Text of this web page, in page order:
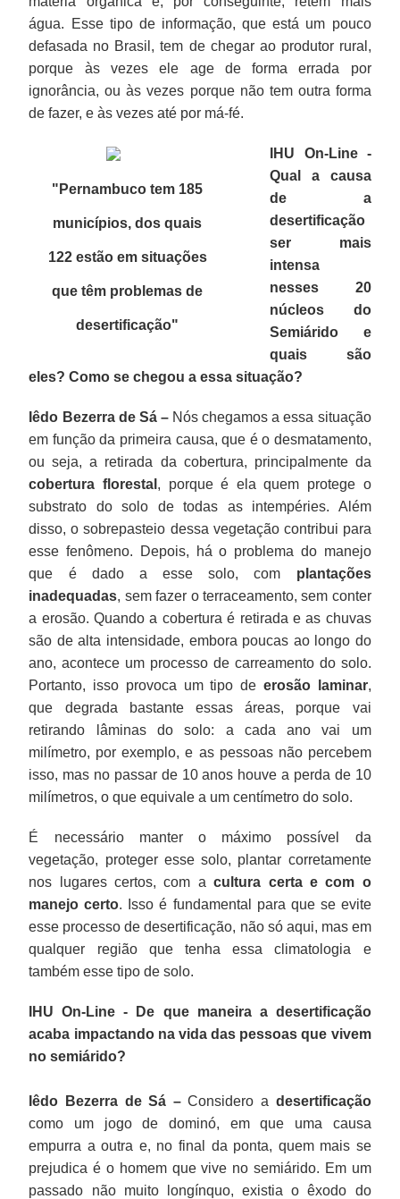
água. Esse tipo de informação, que está um pouco
defasada no Brasil, tem de chegar ao produtor rural,
porque às vezes ele age de forma errada por
ignorância, ou às vezes porque não tem outra forma
de fazer, e às vezes até por má-fé.
"Pernambuco tem 185
municípios, dos quais
122 estão em situações
que têm problemas de
desertificação"
IHU On-Line -
Qual a causa
de a
desertificação
ser mais
intensa
nesses 20
núcleos do
Semiárido e
quais são
eles? Como se chegou a essa situação?
Iêdo Bezerra de Sá –Nós chegamos a essa situação
em função da primeira causa, que é o desmatamento,
ou seja, a retirada da cobertura, principalmente da
cobertura florestal , porque é ela quem protege o
substrato do solo de todas as intempéries. Além
disso, o sobrepasteio dessa vegetação contribui para
esse fenômeno. Depois, há o problema do manejo
que é dado a esse solo, com plantações
inadequadas, sem fazer o terraceamento, sem conter
a erosão. Quando a cobertura é retirada e as chuvas
são de alta intensidade, embora poucas ao longo do
ano, acontece um processo de carreamento do solo.
Portanto, isso provoca um tipo de erosão laminar,
que degrada bastante essas áreas, porque vai
retirando lâminas do solo: a cada ano vai um
milímetro, por exemplo, e as pessoas não percebem
isso, mas no passar de 10 anos houve a perda de 10
milímetros, o que equivale a um centímetro do solo.
É necessário manter o máximo possível da
vegetação, proteger esse solo, plantar corretamente
nos lugares certos, com acultura certa e com o
manejo certo. Isso é fundamental para que se evite
esse processo de desertificação, não só aqui, mas em
qualquer região que tenha essa climatologia e
também esse tipo de solo.
IHU On-Line - De que maneira a desertificação
acaba impactando na vida das pessoas que vivem
no semiárido?
Iêdo Bezerra de Sá –Considero a desertificação
como um jogo de dominó, em que uma causa
empurra a outra e, no final da ponta, quem mais se
prejudica é o homem que vive no semiárido. Em um
passado não muito longínquo, existia o êxodo do